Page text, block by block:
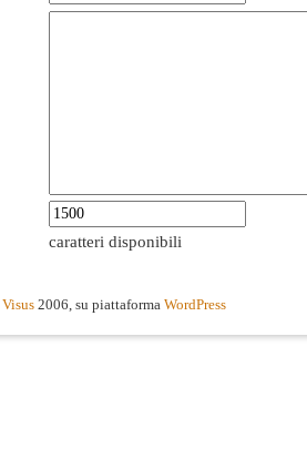
caratteri disponibili
Visus 2006, su piattaforma WordPress